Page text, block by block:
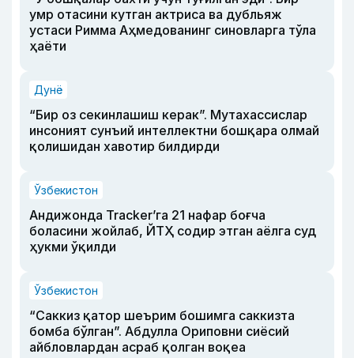
умр отасини кутган актриса ва дубльяж
устаси Римма Аҳмедованинг синовларга тўла
ҳаёти
Дунё
“Бир оз секинлашиш керак”. Мутахассислар
инсоният сунъий интеллектни бошқара олмай
қолишидан хавотир билдирди
Ўзбекистон
Андижонда Tracker’га 21 нафар боғча
боласини жойлаб, ЙТҲ содир этган аёлга суд
ҳукми ўқилди
Ўзбекистон
“Саккиз қатор шеърим бошимга саккизта
бомба бўлган”. Абдулла Ориповни сиёсий
айбловлардан асраб қолган воқеа